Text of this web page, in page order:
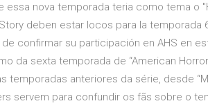
essa nova temporada teria como tema o
deben estar locos para la temporada
confirmar su participación en AHS en
da sexta temporada de “American
temporadas anteriores da série, desde
servem para confundir os fãs sobre o